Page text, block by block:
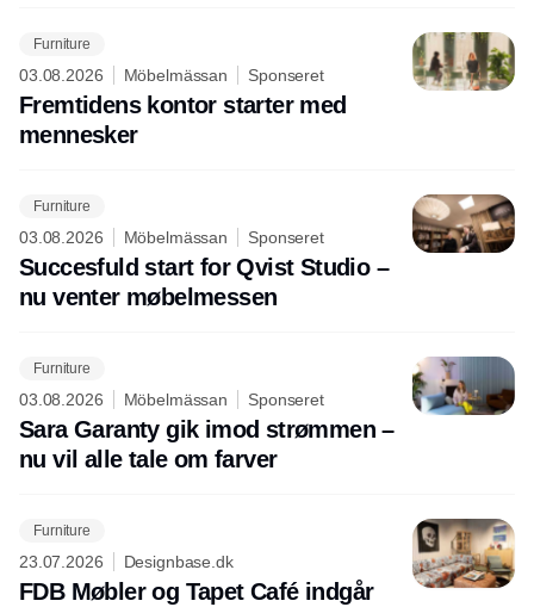
Furniture
03.08.2026 Möbelmässan Sponseret
Fremtidens kontor starter med
mennesker
Furniture
03.08.2026 Möbelmässan Sponseret
Succesfuld start for Qvist Studio –
nu venter møbelmessen
Furniture
03.08.2026 Möbelmässan Sponseret
Sara Garanty gik imod strømmen –
nu vil alle tale om farver
Furniture
23.07.2026 Designbase.dk
FDB Møbler og Tapet Café indgår